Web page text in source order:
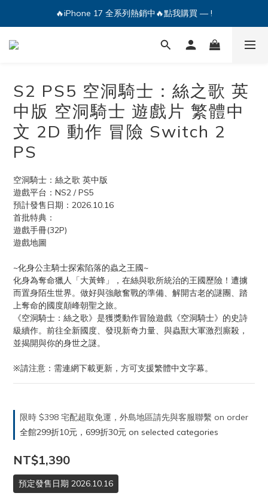
🔥iPhone 17 全系列熱銷中🔥點我購買 — !
🔥iPhone 17 全系列熱銷中🔥點我購買 — !
💕加入Q哥 Line 新好友領優惠券！🎫
S2 PS5 空洞騎士：絲之歌 英
中版 空洞騎士 遊戲片 繁體中
文 2D 動作 冒險 Switch 2
PS
空洞騎士：絲之歌 英中版
遊戲平台：NS2 / PS5
預計發售日期：2026.10.16
首批特典：
遊戲手冊(32P)
遊戲地圖
~化身公主騎士探索陷落的蟲之王國~
化身為奪命獵人「大黃蜂」，在絲與歌所統治的王國歷險！遭擄
而置身陌生世界。做好與強敵奮戰的準備、解開古老的謎團、踏
上奪命的國度顛峰朝聖之旅。
《空洞騎士：絲之歌》是獲獎動作冒險遊戲《空洞騎士》的史詩
級續作。前往全新國度、發現新奇力量、與蟲獸大軍激烈廝殺，
並揭開與你的身世之謎。
※請注意：需連網下載更新，方可支援繁體中文字幕。
限時 $398 宅配超取免運，外島地區請先與客服聯繫 on order
全館299折10元，699折30元 on selected categories
NT$1,390
預定發售日期 2026.10.16